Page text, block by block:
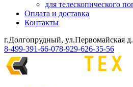
для телескопического
Оплата и доставка
Контакты
г.Долгопрудный, ул.Первомайская
8-499-391-66-078-929-626-35-56